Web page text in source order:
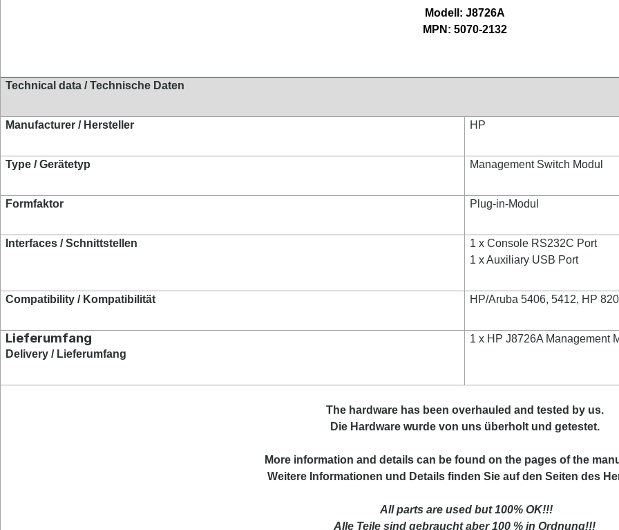
Modell: J8726A
MPN: 5070-2132
Technical data / Technische Daten
Manufacturer / Hersteller HP
Type / Gerätetyp Management Switch Modul
Formfaktor Plug-in-Modul
Interfaces / Schnittstellen
1 x Console RS232C Port
1 x Auxiliary USB Port
Compatibility / Kompatibilität HP/Aruba 5406, 5412, HP
Lieferumfang
Delivery / Lieferumfang
1 x HP J8726A Management
The hardware has been overhauled and tested by us.
Die Hardware wurde von uns überholt und getestet.
More information and details can be found on the pages of the
Weitere Informationen und Details finden Sie auf den Seiten des
All parts are used but 100% OK!!!
Alle Teile sind gebraucht aber 100 % in Ordnung!!!